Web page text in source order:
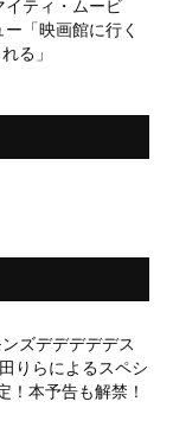
イティ・ムービ
「映画館に行く
る」
ズデデデデデス
りらによるスペシ
！本予告も解禁！